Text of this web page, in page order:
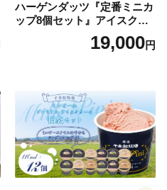
ハーゲンダッツ『定番ミニカ
ップ8個セット』アイスクリ
ーム アイス スイーツ デザー
19,000円